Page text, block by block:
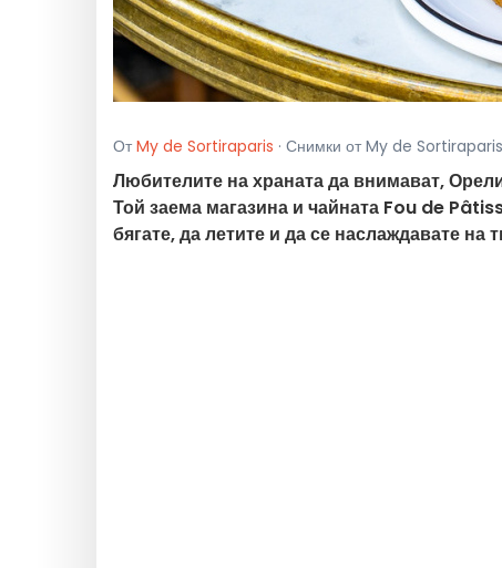
От My de Sortiraparis · Снимки от My de
Любителите на храната да внимават,
Той заема магазина и чайната Fou de
бягате, да летите и да се наслаждавате